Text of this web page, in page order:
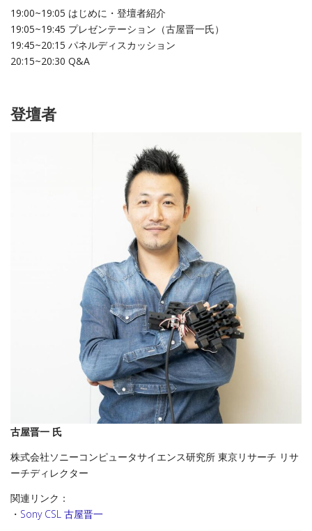
19:00~19:05 はじめに・登壇者紹介
19:05~19:45 プレゼンテーション（古屋晋一氏）
19:45~20:15 パネルディスカッション
20:15~20:30 Q&A
登壇者
古屋晋一 氏
株式会社ソニーコンピュータサイエンス研究所 東京リサーチ リサ
ーチディレクター
関連リンク：
・ Sony CSL 古屋晋一